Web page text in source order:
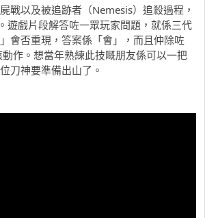
戰以及被追跡者（Nemesis）追殺過程，
遊戲片段解答咗一眾玩家問題，就係三代
會否重現，答案係「會」，而且仲除咗
作。想當年熟練此技嘅朋友係可以一把
刀神要準備出山了。